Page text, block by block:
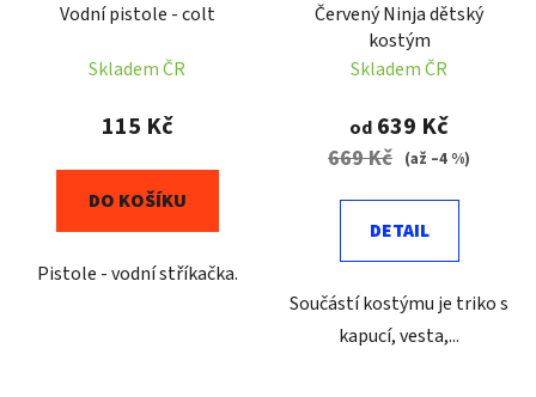
Vodní pistole - colt
Skladem ČR
115 Kč
DO KOŠÍKU
Pistole - vodní stříkačka.
Červený Ninja dětský
kostým
Skladem ČR
od 639 Kč
669 Kč (až –4 %)
DETAIL
Součástí kostýmu je triko s
kapucí, vesta,...